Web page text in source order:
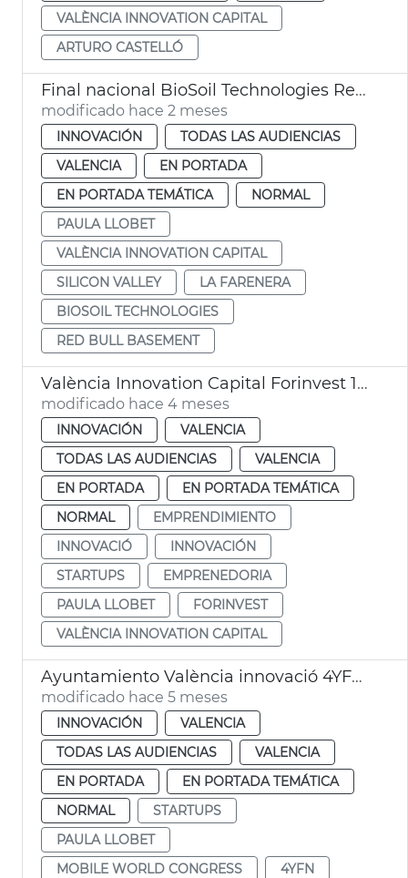
VALÈNCIA INNOVATION CAPITAL
ARTURO CASTELLÓ
Final nacional BioSoil Technologies Red Bull Basement
modificado hace 2 meses
INNOVACIÓN
TODAS LAS AUDIENCIAS
VALENCIA
EN PORTADA
EN PORTADA TEMÁTICA
NORMAL
PAULA LLOBET
VALÈNCIA INNOVATION CAPITAL
SILICON VALLEY
LA FARENERA
BIOSOIL TECHNOLOGIES
RED BULL BASEMENT
València Innovation Capital Forinvest 15 startups
modificado hace 4 meses
INNOVACIÓN
VALENCIA
TODAS LAS AUDIENCIAS
VALENCIA
EN PORTADA
EN PORTADA TEMÁTICA
NORMAL
EMPRENDIMIENTO
INNOVACIÓ
INNOVACIÓN
STARTUPS
EMPRENEDORIA
PAULA LLOBET
FORINVEST
VALÈNCIA INNOVATION CAPITAL
Ayuntamiento València innovació 4YFN Mobile World Congress
modificado hace 5 meses
INNOVACIÓN
VALENCIA
TODAS LAS AUDIENCIAS
VALENCIA
EN PORTADA
EN PORTADA TEMÁTICA
NORMAL
STARTUPS
PAULA LLOBET
MOBILE WORLD CONGRESS
4YFN